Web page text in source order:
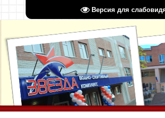
Версия для